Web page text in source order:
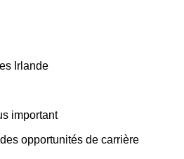
Irlande
important
opportunités de carrière